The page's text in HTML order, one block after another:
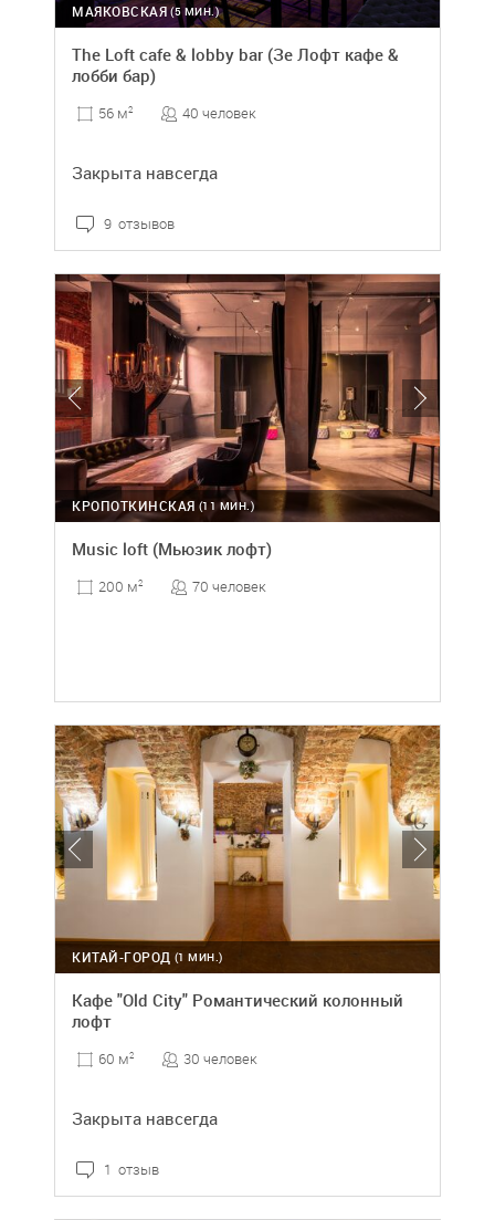
(5 МИН.)
МАЯКОВСКАЯ
The Loft cafe & lobby bar (Зе Лофт кафе &
лобби бар)
56 м2 40 человек
Закрыта навсегда
9 отзывов
(11 МИН.)
КРОПОТКИНСКАЯ
Music loft (Мьюзик лофт)
200 м2 70 человек
(1 МИН.)
КИТАЙ-ГОРОД
Кафе "Old City" Романтический колонный
лофт
60 м2 30 человек
Закрыта навсегда
1 отзыв